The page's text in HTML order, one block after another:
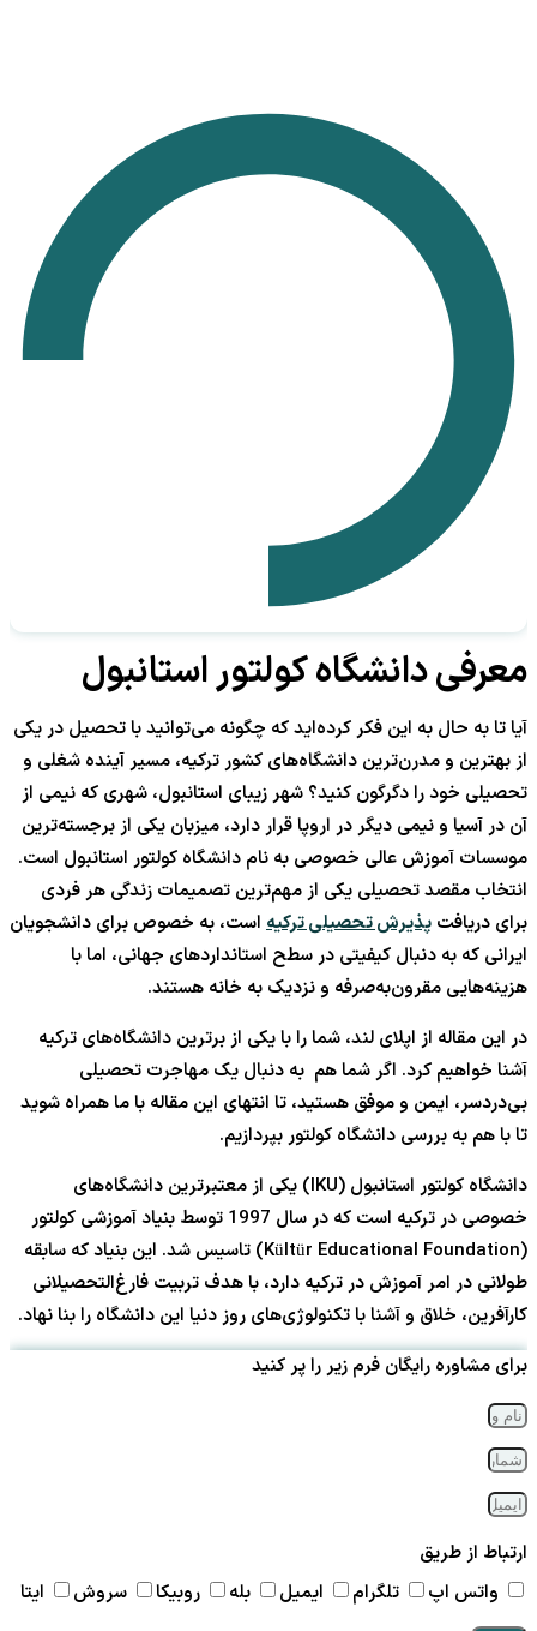
معرفی دانشگاه کولتور استانبول
آیا تا به حال به این فکر کرده‌اید که چگونه می‌توانید با تحصیل در یکی
از بهترین و مدرن‌ترین دانشگاه‌های کشور ترکیه، مسیر آینده شغلی و
تحصیلی خود را دگرگون کنید؟ شهر زیبای استانبول، شهری که نیمی از
آن در آسیا و نیمی دیگر در اروپا قرار دارد، میزبان یکی از برجسته‌ترین
موسسات آموزش عالی خصوصی به نام دانشگاه کولتور استانبول است.
انتخاب مقصد تحصیلی یکی از مهم‌ترین تصمیمات زندگی هر فردی
برای دریافت پذیرش تحصیلی ترکیه است، به خصوص برای دانشجویان
ایرانی که به دنبال کیفیتی در سطح استانداردهای جهانی، اما با
هزینه‌هایی مقرون‌به‌صرفه و نزدیک به خانه هستند.
در این مقاله از اپلای لند، شما را با یکی از برترین دانشگاه‌های ترکیه
آشنا خواهیم کرد. اگر شما هم به دنبال یک مهاجرت تحصیلی
بی‌دردسر، ایمن و موفق هستید، تا انتهای این مقاله با ما همراه شوید
تا با هم به بررسی دانشگاه کولتور بپردازیم.
دانشگاه کولتور استانبول (IKU) یکی از معتبرترین دانشگاه‌های
خصوصی در ترکیه است که در سال 1997 توسط بنیاد آموزشی کولتور
(Kültür Educational Foundation) تاسیس شد. این بنیاد که سابقه
طولانی در امر آموزش در ترکیه دارد، با هدف تربیت فارغ‌التحصیلانی
کارآفرین، خلاق و آشنا با تکنولوژی‌های روز دنیا این دانشگاه را بنا نهاد.
برای مشاوره رایگان فرم زیر را پر کنید
ارتباط از طریق
واتس اپ
تلگرام ایمیل بله روبیکا سروش ایتا